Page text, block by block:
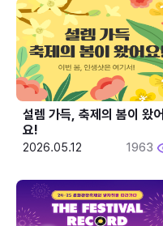
설렘 가득, 축제의 봄이 왔어
요!
2026.05.12 1963